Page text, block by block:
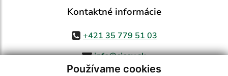
Používame cookies
Kontaktné informácie
+421 35 779 51 03
info@cicov.sk